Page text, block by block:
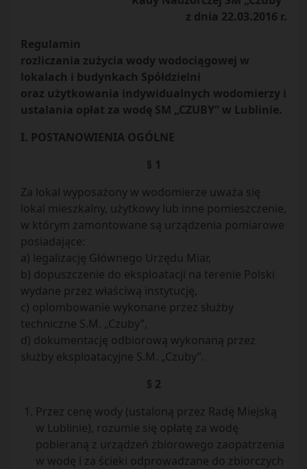
z dnia 22.03.2016 r.
Regulamin
rozliczania zużycia wody wodociągowej w
lokalach i budynkach Spółdzielni
oraz użytkowania indywidualnych wodomierzy i
ustalania opłat za wodę SM „CZUBY” w Lublinie.
I. POSTANOWIENIA OGÓLNE
§ 1
Za lokal wyposażony w wodomierze uważa się
lokal mieszkalny, użytkowy lub inne pomieszczenie,
w którym zamontowane są urządzenia pomiarowe
posiadające:
a) legalizację Głównego Urzędu Miar,
b) dopuszczenie do eksploatacji na terenie Polski
wydane przez właściwą instytucję,
c) oplombowanie wykonane przez służby
techniczne S.M. „Czuby”,
d) dokumentację odbiorową wykonaną przez
służby eksploatacyjne S.M. „Czuby”.
§ 2
Przez cenę wody (ustaloną przez Radę Miejską
w Lublinie), rozumie się opłatę za wodę
pobieraną z urządzeń zbiorowego zaopatrzenia
w wodę i za ścieki odprowadzane do zbiorczych